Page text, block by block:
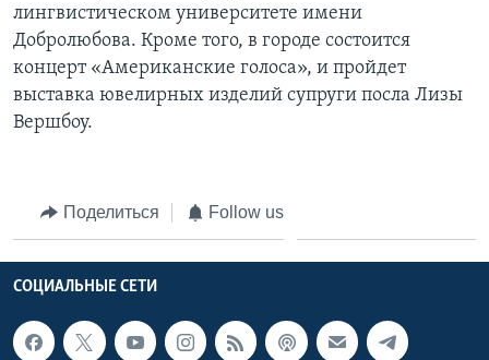
лингвистическом университете имени
Добролюбова. Кроме того, в городе состоится
концерт «Американские голоса», и пройдет
выставка ювелирных изделий супруги посла Лизы
Вершбоу.
Поделиться Follow us
СОЦИАЛЬНЫЕ СЕТИ